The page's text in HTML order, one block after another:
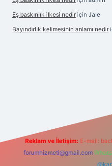
Eş baskınlık ilkesi nedir için Jale
Bayındırlık kelimesinin anlamı nedir
Reklam ve İletişim: E-mail:
forumhizmeti@gmail.com